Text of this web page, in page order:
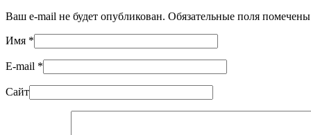
Ваш e-mail не будет опубликован. Обязательные поля помечены
Имя *
E-mail *
Сайт